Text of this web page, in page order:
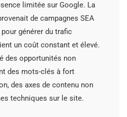
limitée sur Google. La
de campagnes SEA
générer du trafic
un coût constant et élevé.
des opportunités non
des mots-clés à fort
des axes de contenu non
techniques sur le site.